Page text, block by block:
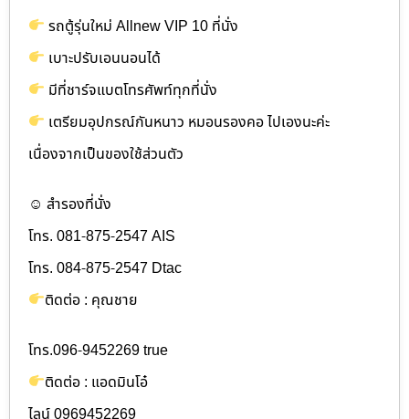
รถตู้รุ่นใหม่ Allnew VIP 10 ที่นั่ง
เบาะปรับเอนนอนได้
มีที่ชาร์จแบตโทรศัพท์ทุกที่นั่ง
เตรียมอุปกรณ์กันหนาว หมอนรองคอ ไปเองนะค่ะ
เนื่องจากเป็นของใช้ส่วนตัว
☺ สำรองที่นั่ง
โทร. 081-875-2547 AIS
โทร. 084-875-2547 Dtac
ติดต่อ : คุณชาย
โทร.096-9452269 true
ติดต่อ : แอดมินโอ๋
ไลน์ 0969452269